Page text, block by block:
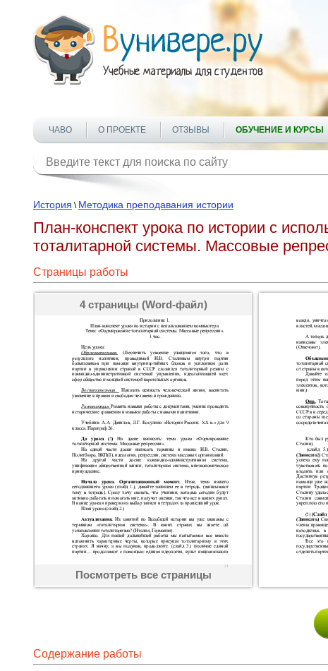
ЧАВО О ПРОЕКТЕ ОТЗЫВЫ ОБУЧЕНИЕ И КУРСЫ
История \ Методика преподавания истории
План-конспект урока по истории с
тоталитарной системы. Массовые
Страницы работы
4 страницы (Word-файл)
Посмотреть все страницы
Содержание работы